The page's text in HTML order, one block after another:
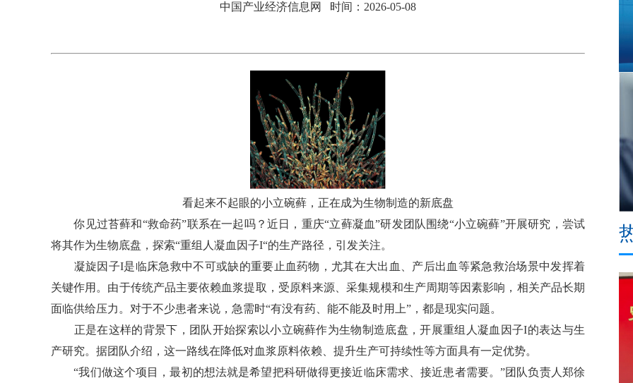
中国产业经济信息网 时间：2026-05-08
看起来不起眼的小立碗藓，正在成为生物制造的新底盘
你见过苔藓和“救命药”联系在一起吗？近日，重庆“立藓凝血”研发团队围绕“小立碗藓”开展研究，尝试
将其作为生物底盘，探索“重组人凝血因子I“的生产路径，引发关注。
凝旋因子I是临床急救中不可或缺的重要止血药物，尤其在大出血、产后出血等紧急救治场景中发挥着
关键作用。由于传统产品主要依赖血浆提取，受原料来源、采集规模和生产周期等因素影响，相关产品长期
面临供给压力。对于不少患者来说，急需时“有没有药、能不能及时用上”，都是现实问题。
正是在这样的背景下，团队开始探索以小立碗藓作为生物制造底盘，开展重组人凝血因子I的表达与生
产研究。据团队介绍，这一路线在降低对血浆原料依赖、提升生产可持续性等方面具有一定优势。
“我们做这个项目，最初的想法就是希望把科研做得更接近临床需求、接近患者需要。”团队负责人郑徐